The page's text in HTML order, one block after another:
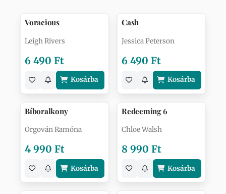
Voracious
Leigh Rivers
6 490 Ft
Kosárba
Cash
Jessica Peterson
6 490 Ft
Kosárba
Bíboralkony
Orgován Ramóna
4 990 Ft
Kosárba
Redeeming 6
Chloe Walsh
8 990 Ft
Kosárba